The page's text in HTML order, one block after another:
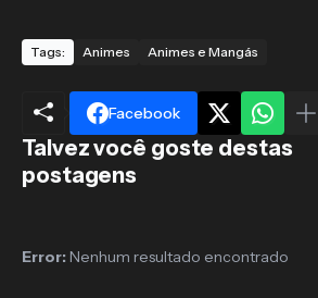
Tags: Animes Animes e Mangás
Facebook
Talvez você goste destas
postagens
Error: Nenhum resultado encontrado